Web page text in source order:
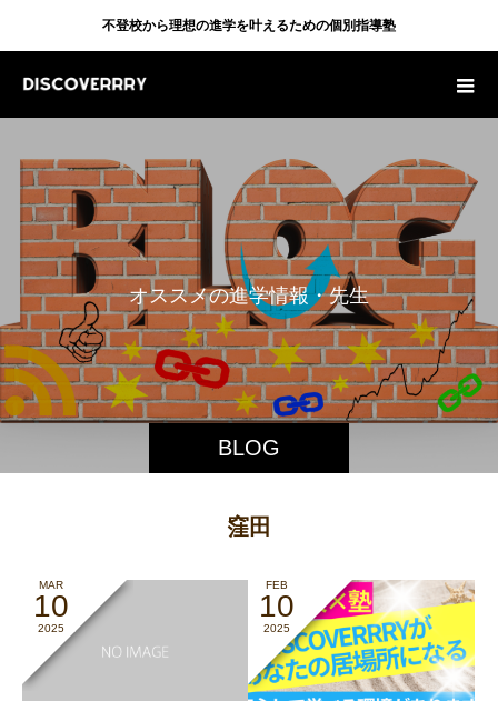
不登校から理想の進学を叶えるための個別指導塾
BLOG
オススメの進学情報・先生の体験
窪田
MAR
10
2025
FEB
10
2025